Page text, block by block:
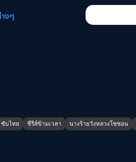
งๆ
ซับไทย ซีรีส์ข้ามเวลา นางร้ายวังหลวงโชซอน